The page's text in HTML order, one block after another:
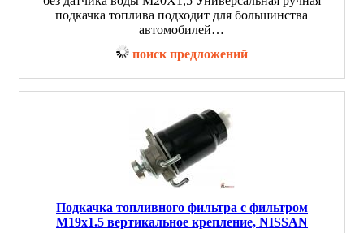
подкачка топлива подходит для большинства
автомобилей…
поиск предложений
Подкачка топливного фильтра с фильтром
M19x1.5 вертикальное крепление, NISSAN